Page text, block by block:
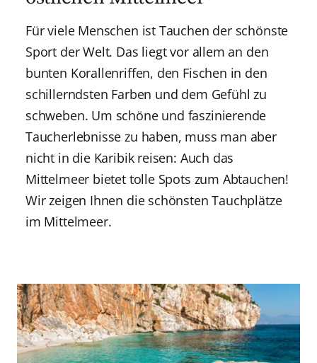
Für viele Menschen ist Tauchen der schönste
Sport der Welt. Das liegt vor allem an den
bunten Korallenriffen, den Fischen in den
schillerndsten Farben und dem Gefühl zu
schweben. Um schöne und faszinierende
Taucherlebnisse zu haben, muss man aber
nicht in die Karibik reisen: Auch das
Mittelmeer bietet tolle Spots zum Abtauchen!
Wir zeigen Ihnen die schönsten Tauchplätze
im Mittelmeer.